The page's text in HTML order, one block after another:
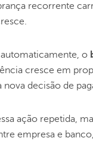
recorrente
o
cresce em
decisão de
ação repetida,
empresa e